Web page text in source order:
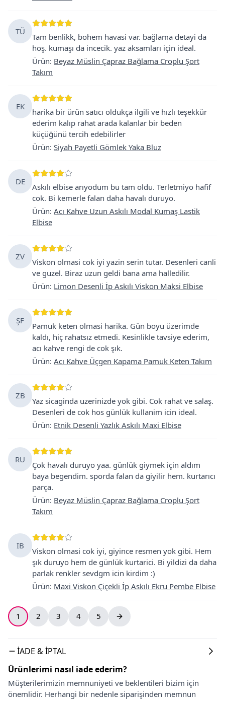
TÜ
Tam benlikk, bohem havasi var. bağlama detayi da
hoş. kumaşı da incecik. yaz aksamları için ideal.
Ürün: Beyaz Müslin Çapraz Bağlama Croplu Şort
Takım
EK
harika bir ürün satıcı oldukça ilgili ve hızlı teşekkür
ederim kalıp rahat arada kalanlar bir beden
küçüğünü tercih edebilirler
Ürün: Siyah Payetli Gömlek Yaka Bluz
DE
Askılı elbise arıyodum bu tam oldu. Terletmiyo hafif
cok. Bi kemerle falan daha havalı duruyo.
Ürün: Acı Kahve Uzun Askılı Modal Kumaş Lastik
Elbise
ZV
Viskon olmasi cok iyi yazin serin tutar. Desenleri canli
ve guzel. Biraz uzun geldi bana ama halledilir.
Ürün: Limon Desenli İp Askılı Viskon Maksi Elbise
ŞF
Pamuk keten olmasi harika. Gün boyu üzerimde
kaldı, hiç rahatsız etmedi. Kesinlikle tavsiye ederim,
acı kahve rengi de cok şık.
Ürün: Acı Kahve Üçgen Kapama Pamuk Keten Takım
ZB
Yaz sicaginda uzerinizde yok gibi. Cok rahat ve salaş.
Desenleri de cok hos günlük kullanim icin ideal.
Ürün: Etnik Desenli Yazlık Askılı Maxi Elbise
RU
Çok havalı duruyo yaa. günlük giymek için aldım
baya begendim. sporda falan da giyilir hem. kurtarıcı
parça.
Ürün: Beyaz Müslin Çapraz Bağlama Croplu Şort
Takım
IB
Viskon olmasi cok iyi, giyince resmen yok gibi. Hem
şık duruyo hem de günlük kurtarici. Bi yildizi da daha
parlak renkler sevdgm icin kirdim :)
Ürün: Maxi Viskon Çiçekli İp Askılı Ekru Pembe Elbise
1 2 3 4 5
İADE & İPTAL
Ürünlerimi nasıl iade ederim?
Müşterilerimizin memnuniyeti ve beklentileri bizim için
önemlidir. Herhangi bir nedenle siparişinden memnun